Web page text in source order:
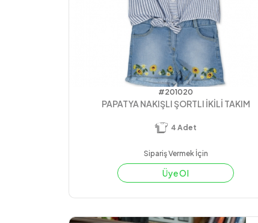
#201020
PAPATYA NAKIŞLI ŞORTLI İKİLİ TAKIM
4 Adet
Sipariş Vermek İçin
Üye Ol